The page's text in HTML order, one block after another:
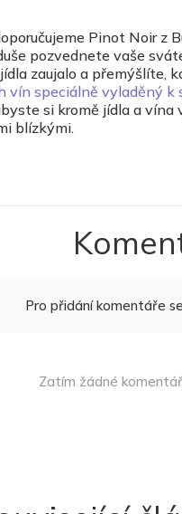
Pinot Noir z
pozvednete vaše
zaujalo a přemýšlíte,
vín speciálně vyladěný k
si kromě jídla a
blízkými.
Pro přidání komentáře
Zatím žádné